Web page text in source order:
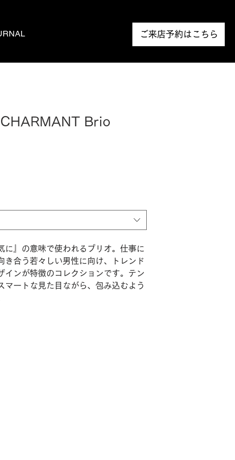
ご来店予約はこちら
Brio
に』の意味で使われるブリオ。仕事に
き合う若々しい男性に向け、トレンド
インが特徴のコレクションです。テン
マートな見た目ながら、包み込むよう